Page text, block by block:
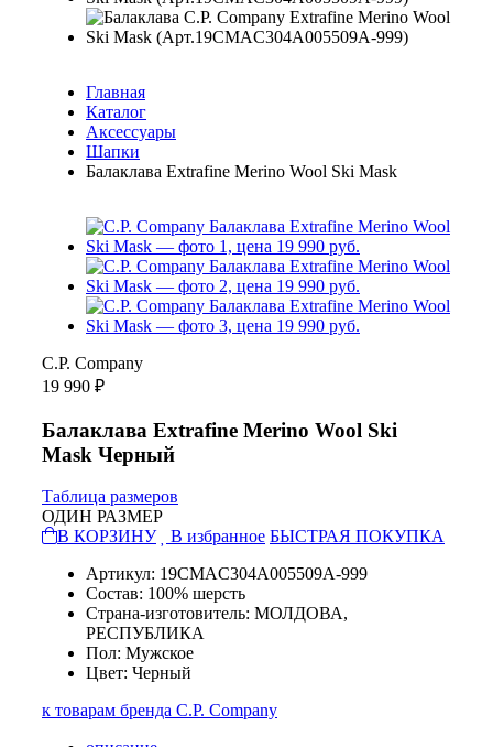
Главная
Каталог
Аксессуары
Шапки
Балаклава Extrafine Merino Wool Ski Mask
C.P. Company
19 990 ₽
Балаклава Extrafine Merino Wool Ski
Mask Черный
Таблица размеров
ОДИН РАЗМЕР
В КОРЗИНУ
В избранное БЫСТРАЯ ПОКУПКА
Артикул: 19CMAC304A005509A-999
Состав: 100% шерсть
Страна-изготовитель: МОЛДОВА,
РЕСПУБЛИКА
Пол: Мужское
Цвет: Черный
к товарам бренда C.P. Company